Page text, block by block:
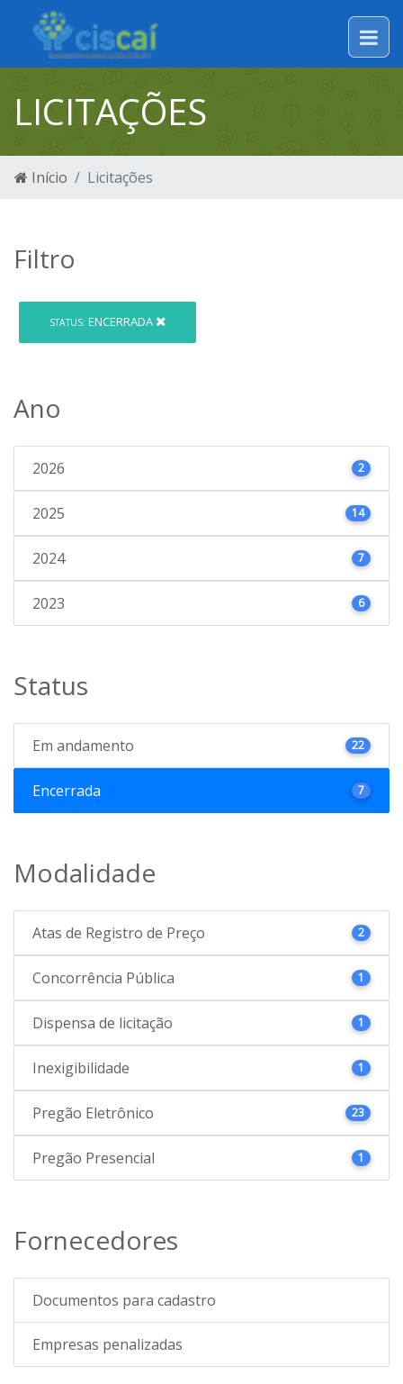
LICITAÇÕES
Início Licitações
Filtro
STATUS: ENCERRADA
Ano
2026 2
2025 14
2024 7
2023 6
Status
Em andamento 22
Encerrada 7
Modalidade
Atas de Registro de Preço 2
Concorrência Pública 1
Dispensa de licitação 1
Inexigibilidade 1
Pregão Eletrônico 23
Pregão Presencial 1
Fornecedores
Documentos para cadastro
Empresas penalizadas